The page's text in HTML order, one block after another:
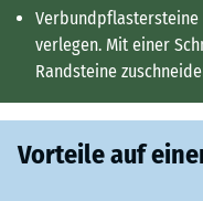
Verbundpflastersteine
verlegen. Mit einer
Randsteine
Vorteile auf